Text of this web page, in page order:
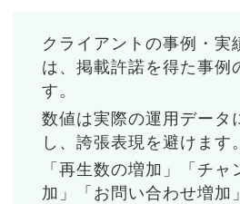
クライアントの事例・実
は、掲載許諾を得た事例
す。
数値は実際の運用データ
し、誇張表現を避けます。
「再生数の増加」「チ
加」「お問い合わせ増加